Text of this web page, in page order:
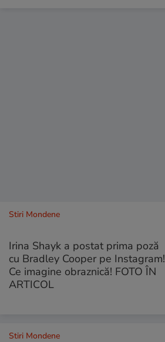
Stiri Mondene
Irina Shayk a postat prima poză
cu Bradley Cooper pe Instagram!
Ce imagine obraznică! FOTO ÎN
ARTICOL
Stiri Mondene